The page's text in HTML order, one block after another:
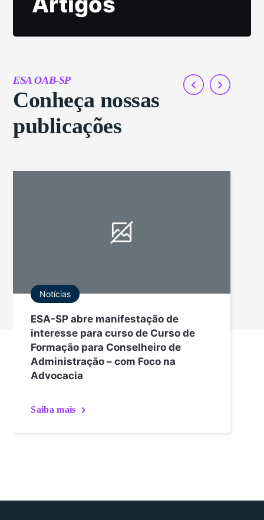
ESA OAB-SP
Conheça nossas
publicações
Notícias
ESA-SP abre manifestação de
interesse para curso de Curso de
Formação para Conselheiro de
Administração – com Foco na
Advocacia
Saiba mais